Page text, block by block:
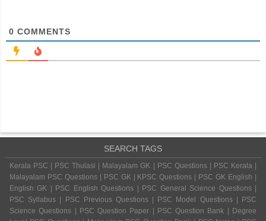
0 COMMENTS
SEARCH TAGS
Kerala PSC | PSC Thulasi | Malayalam GK | PSC Questions | PSC Kerala |
Malayalam PSC Questions | PSC GK | KPSC Questions | PSC GK English |
English GK | PSC English Questions | PSC General Science Questions |
PSC Syllabus | PSC Previous Questions | PSC Model Questions | PSC
Science Questions | PSC Question Paper | PSC Question Bank | Degree